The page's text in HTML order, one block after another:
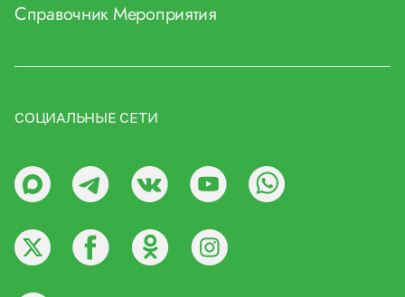
СправочникМероприятия
СОЦИАЛЬНЫЕ СЕТИ